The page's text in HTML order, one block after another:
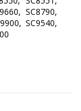
SC8790,
SC9540,